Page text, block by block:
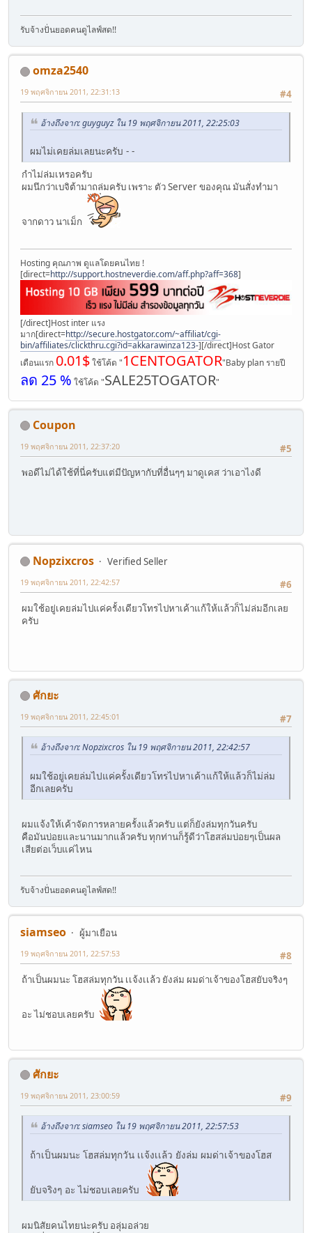
รับจ้างปั่นยอดคนดูไลฟ์สด!!
omza2540
#4
19 พฤศจิกายน 2011, 22:31:13
อ้างถึงจาก: guyguyz ใน 19 พฤศจิกายน 2011, 22:25:03
ผมไม่เคยล่มเลยนะครับ - -
กำไม่ล่มเหรอครับ
ผมนึกว่าเบจิต้ามาถล่มครับ เพราะ ตัว Server ของคุณ มันสั่งทำมา
จากดาว นาเม็ก
Hosting คุณภาพ ดูแลโดยคนไทย !
[direct=http://support.hostneverdie.com/aff.php?aff=368]
[/direct]Host inter แรง
มาก[direct=http://secure.hostgator.com/~affiliat/cgi-
bin/affiliates/clickthru.cgi?id=akkarawinza123-][/direct]Host Gator
เดือนแรก 0.01$ใช้โค้ด "1CENTOGATOR"Baby plan รายปี
ลด 25 % ใช้โค้ด "SALE25TOGATOR"
Coupon
#5
19 พฤศจิกายน 2011, 22:37:20
พอดีไม่ได้ใช้ที่นี่ครับแต่มีปัญหากับที่อื่นๆๆ มาดูเคส ว่าเอาไงดี
Nopzixcros
Verified Seller
#6
19 พฤศจิกายน 2011, 22:42:57
ผมใช้อยู่เคยล่มไปแค่ครั้งเดียวโทรไปหาเค้าแก้ให้แล้วก็ไม่ล่มอีกเลย
ครับ
ศักยะ
#7
19 พฤศจิกายน 2011, 22:45:01
อ้างถึงจาก: Nopzixcros ใน 19 พฤศจิกายน 2011, 22:42:57
ผมใช้อยู่เคยล่มไปแค่ครั้งเดียวโทรไปหาเค้าแก้ให้แล้วก็ไม่ล่ม
อีกเลยครับ
ผมแจ้งให้เค้าจัดการหลายครั้งแล้วครับ แต่ก็ยังล่มทุกวันครับ
คือมันบ่อยและนานมากแล้วครับ ทุกท่านก็รู้ดีว่าโฮสล่มบ่อยๆเป็นผล
เสียต่อเว็บแค่ไหน
รับจ้างปั่นยอดคนดูไลฟ์สด!!
siamseo
ผู้มาเยือน
#8
19 พฤศจิกายน 2011, 22:57:53
ถ้าเป็นผมนะ โฮสล่มทุกวัน เเจ้งเเล้ว ยังล่ม ผมด่าเจ้าของโฮสยับจริงๆ
อะ ไม่ชอบเลยครับ
ศักยะ
#9
19 พฤศจิกายน 2011, 23:00:59
อ้างถึงจาก: siamseo ใน 19 พฤศจิกายน 2011, 22:57:53
ถ้าเป็นผมนะ โฮสล่มทุกวัน เเจ้งเเล้ว ยังล่ม ผมด่าเจ้าของโฮส
ยับจริงๆ อะ ไม่ชอบเลยครับ
ผมนิสัยคนไทยน่ะครับ อลุ่มอล่วย